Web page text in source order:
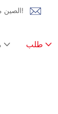
Lida Group الصين مورد المنازل الجاهزة | حل شامل للمنازل المعيارية، وبيوت الحاويات!
طلب